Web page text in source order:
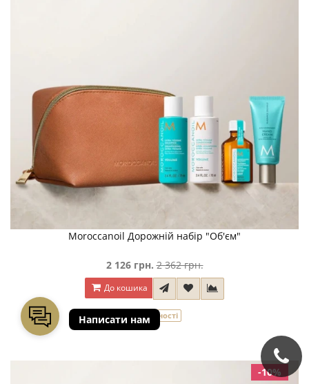
Moroccanoil Дорожній набір "Об'єм"
2 126 грн. 2 362 грн.
До кошика
В наявності
-10%